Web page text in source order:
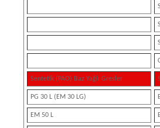
Sentetik (PAO) Baz Yağlı Gresler
PG 30 L (EM 30 LG)
EM 50 L